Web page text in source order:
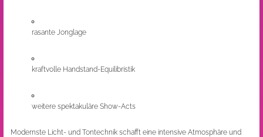
rasante Jonglage
kraftvolle Handstand-Equilibristik
weitere spektakuläre Show-Acts
Modernste Licht- und Tontechnik schafft eine intensive Atmosphäre und